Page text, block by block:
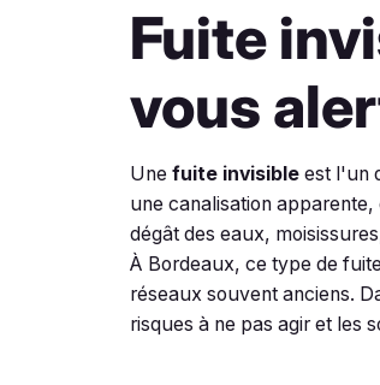
Fuite
vous
Unefuite invisible est l'un
une canalisation
dégât des eaux,
À Bordeaux, ce type de
réseaux souvent anciens.
risques à ne pas agir et les